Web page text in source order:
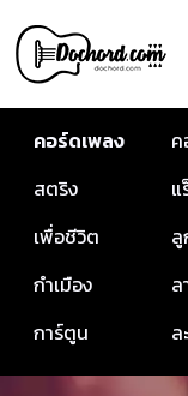
คอร์ดเพลง ค
สตริง
แ
เพื่อชีวิต
ลู
กำเมือง
ล
การ์ตูน
ล